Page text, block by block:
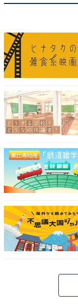
防ぐために、「1
を上げる方法もあ
3. 24時間換気シス
造物に設置が義務
作動していれば2
に設計されていま
きちんと使うのが
・
パナソニック、換
シリーズ」を発表
房」も
冬本番前にやら
房”電気代を節約